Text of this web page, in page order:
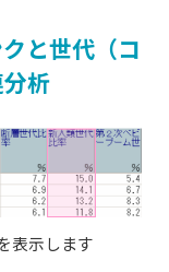
と世代（コ
析
表示します